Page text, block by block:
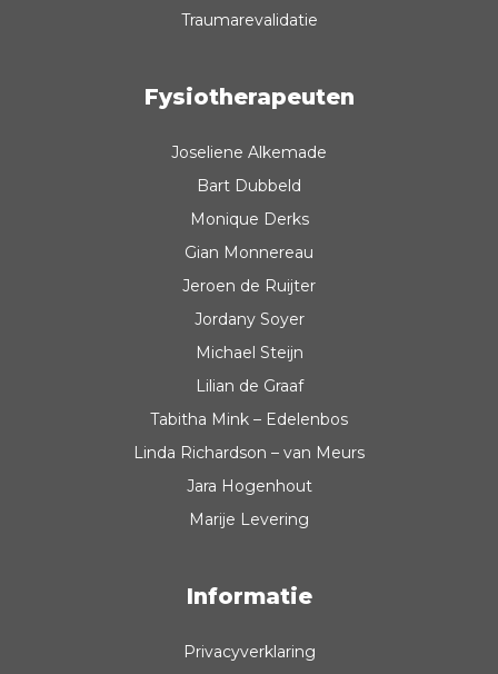
Traumarevalidatie
Fysiotherapeuten
Joseliene Alkemade
Bart Dubbeld
Monique Derks
Gian Monnereau
Jeroen de Ruijter
Jordany Soyer
Michael Steijn
Lilian de Graaf
Tabitha Mink – Edelenbos
Linda Richardson – van Meurs
Jara Hogenhout
Marije Levering
Informatie
Privacyverklaring